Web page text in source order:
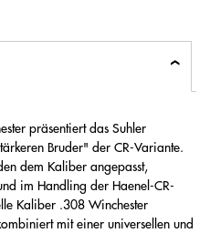
präsentiert das Suhler
Bruder" der CR-Variante.
dem Kaliber angepasst,
im Handling der Haenel-CR-
Kaliber .308 Winchester
mit einer universellen und